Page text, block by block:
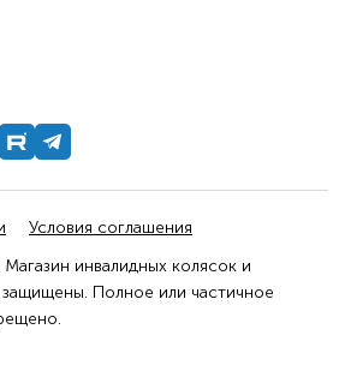
Условия соглашения
инвалидных колясок и
Полное или частичное